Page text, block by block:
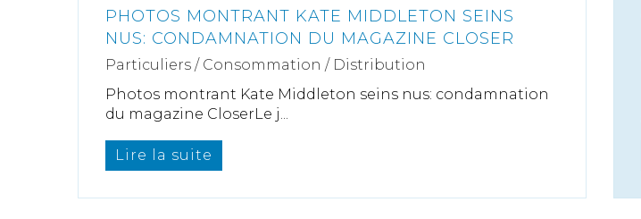
PHOTOS MONTRANT KATE MIDDLETON SEINS
NUS: CONDAMNATION DU MAGAZINE CLOSER
Particuliers / Consommation / Distribution
Photos montrant Kate Middleton seins nus: condamnation
du magazine CloserLe j...
Lire la suite